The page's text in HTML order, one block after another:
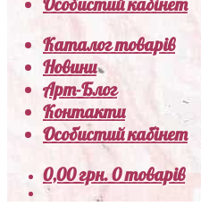
Каталог товарів
Новини
Арт-Блог
Контакти
Особистий кабінет
0,00грн.0 товарів